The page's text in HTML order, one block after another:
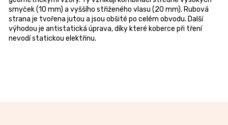
smyček (10 mm) a vyššího střiženého vlasu (20 mm). Rubová
strana je tvořena jutou a jsou obšité po celém obvodu. Další
výhodou je antistatická úprava, díky které koberce při tření
nevodí statickou elektřinu.